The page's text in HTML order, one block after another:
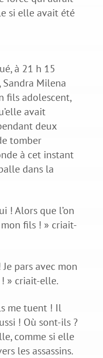
si elle avait été
à 21 h 15
Milena
fils adolescent,
avait
deux
tomber
à cet instant
dans la
! Alors que l’on
fils ! » criait-
pars avec mon
» criait-elle.
me tuent ! Il
! Où sont-ils ?
comme si elle
les assassins.